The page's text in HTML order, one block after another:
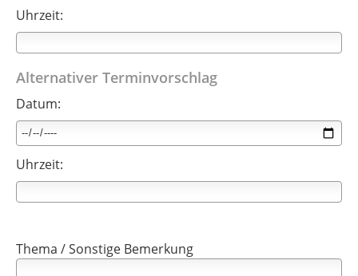
Uhrzeit:
Alternativer Terminvorschlag
Datum:
Uhrzeit:
Thema / Sonstige Bemerkung